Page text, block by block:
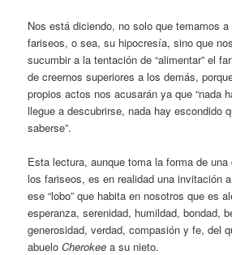
Nos está diciendo, no solo que temamos a
fariseos, o sea, su hipocresía, sino que
sucumbir a la tentación de “alimentar” el
de creernos superiores a los demás,
propios actos nos acusarán ya que “nada
llegue a descubrirse, nada hay escondido
saberse”.
Esta lectura, aunque toma la forma de
los fariseos, es en realidad una invitación
ese “lobo” que habita en nosotros que es
esperanza, serenidad, humildad, bondad,
generosidad, verdad, compasión y fe, del
abueloCherokee a su nieto.